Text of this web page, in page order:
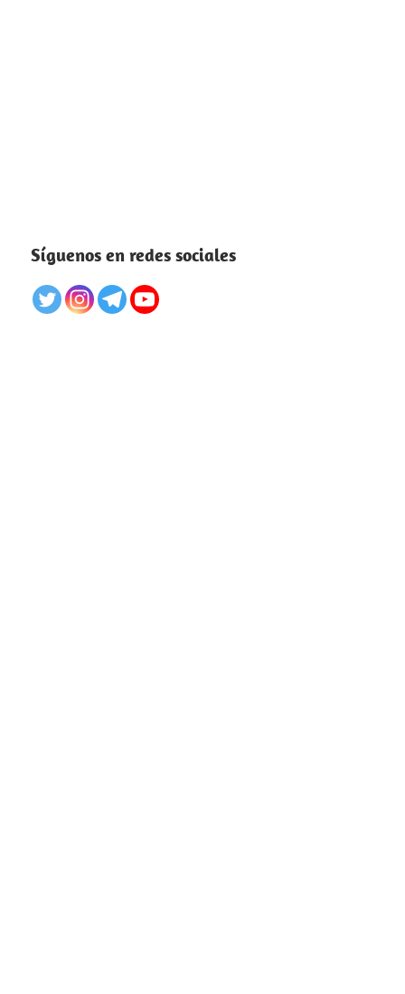
Síguenos en redes sociales